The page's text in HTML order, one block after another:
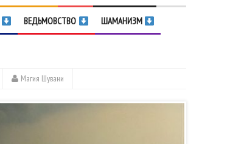
ВЕДЬМОВСТВО ШАМАНИЗМ
Магия Шувани